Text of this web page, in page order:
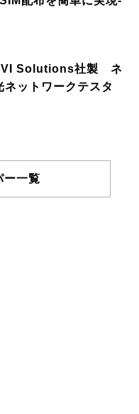
Solutions社製 ネ
ットワークテスタ
ー一覧